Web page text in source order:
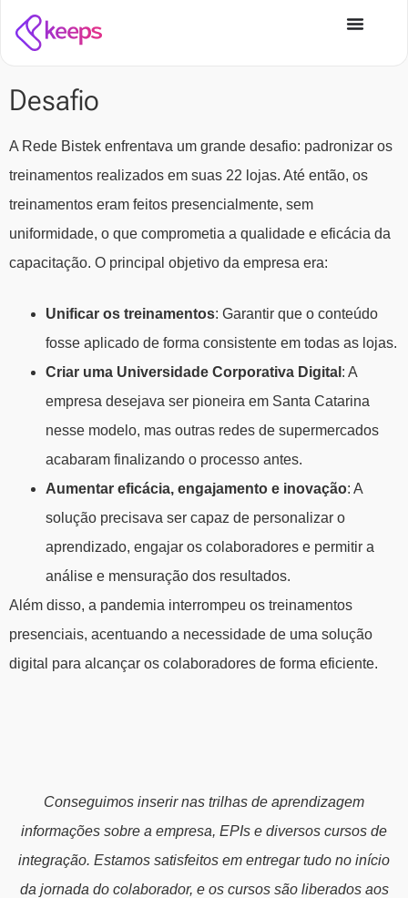
Desafio
A Rede Bistek enfrentava um grande desafio: padronizar os
treinamentos realizados em suas 22 lojas. Até então, os
treinamentos eram feitos presencialmente, sem
uniformidade, o que comprometia a qualidade e eficácia da
capacitação. O principal objetivo da empresa era:
Unificar os treinamentos: Garantir que o conteúdo
fosse aplicado de forma consistente em todas as lojas.
Criar uma Universidade Corporativa Digital : A
empresa desejava ser pioneira em Santa Catarina
nesse modelo, mas outras redes de supermercados
acabaram finalizando o processo antes.
Aumentar eficácia, engajamento e inovação: A
solução precisava ser capaz de personalizar o
aprendizado, engajar os colaboradores e permitir a
análise e mensuração dos resultados.
Além disso, a pandemia interrompeu os treinamentos
presenciais, acentuando a necessidade de uma solução
digital para alcançar os colaboradores de forma eficiente.
Conseguimos inserir nas trilhas de aprendizagem
informações sobre a empresa, EPIs e diversos cursos de
integração. Estamos satisfeitos em entregar tudo no início
da jornada do colaborador, e os cursos são liberados aos